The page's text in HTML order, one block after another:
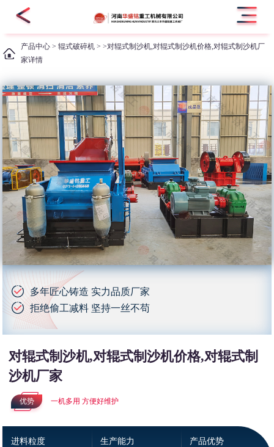
产品中心 >辊式破碎机 > >对辊式制沙机,对辊式制沙机价格,对辊式制沙机厂
家详情
多年匠心铸造 实力品质厂家
拒绝偷工减料 坚持一丝不苟
对辊式制沙机,对辊式制沙机价格,对辊式制
沙机厂家
优势 一机多用 方便好维护
进料粒度 生产能力 产品优势